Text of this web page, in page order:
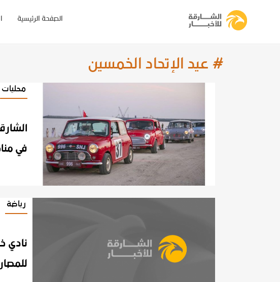
الصفحة الرئيسية
# عيد الإتحاد الخمسين
محليات
في
رياضة
نادي